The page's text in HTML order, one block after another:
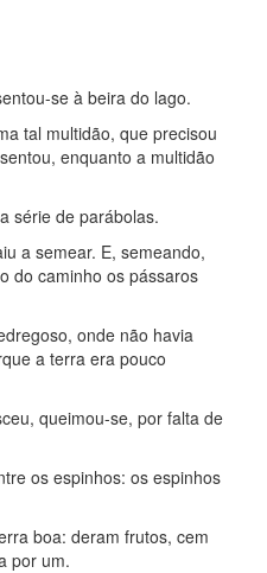
se à beira do lago.
tal multidão, que precisou
enquanto a multidão
série de parábolas.
a semear. E, semeando,
do caminho os pássaros
onde não havia
a terra era pouco
queimou-se, por falta de
os espinhos: os espinhos
boa: deram frutos, cem
por um.